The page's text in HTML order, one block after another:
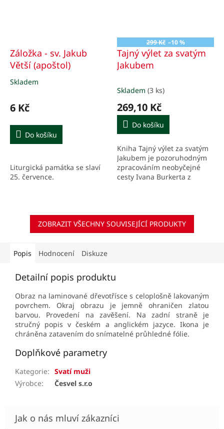
Záložka - sv. Jakub
Větší (apoštol)
Průměrné
produktu
je
Skladem
6 Kč
Do košíku
Liturgická památka se slaví
25. července.
299 Kč –10 %
Tajný výlet za svatým
Jakubem
Skladem (3 ks)
269,10 Kč
Do košíku
Kniha Tajný výlet za svatým
Jakubem je pozoruhodným
zpracováním neobyčejné
cesty Ivana Burkerta z
ZOBRAZIT VŠECHNY SOUVISEJÍCÍ PRODUKTY
Popis Hodnocení Diskuze
Detailní popis produktu
Obraz na laminované dřevotřísce s celoplošně lakovaným
povrchem. Okraj obrazu je jemně ohraničen zlatou
barvou. Provedení na zavěšení. Na zadní straně je
stručný popis v českém a anglickém jazyce. Ikona je
chráněna zatavením do snímatelné průhledné fólie.
Doplňkové parametry
Kategorie: Svatí muži
Výrobce: Česvel s.r.o